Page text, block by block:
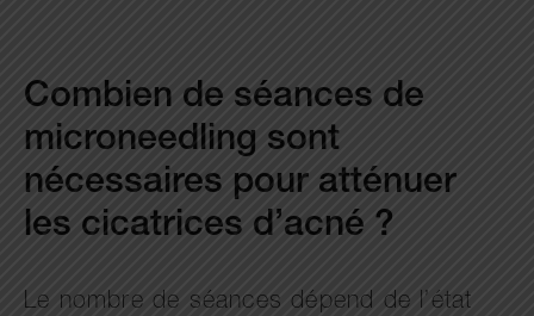
Combien de séances de
microneedling sont
nécessaires pour atténuer
les cicatrices d’acné ?
Le nombre de séances dépend de l’état